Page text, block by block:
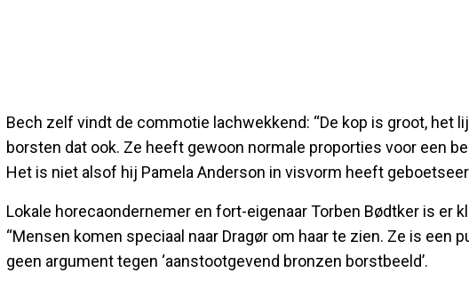
Bech zelf vindt de commotie lachwekkend: “De kop is groot, het
borsten dat ook. Ze heeft gewoon normale proporties voor een
Het is niet alsof hij Pamela Anderson in visvorm heeft
Lokale horecaondernemer en fort-eigenaar Torben Bødtker is er
“Mensen komen speciaal naar Dragør om haar te zien. Ze is een
geen argument tegen ‘aanstootgevend bronzen borstbeeld’.